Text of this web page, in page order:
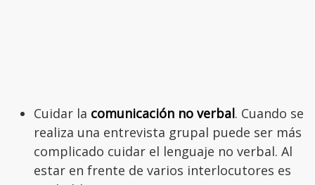
Cuidar la comunicación no verbal. Cuando se
realiza una entrevista grupal puede ser más
complicado cuidar el lenguaje no verbal. Al
estar en frente de varios interlocutores es